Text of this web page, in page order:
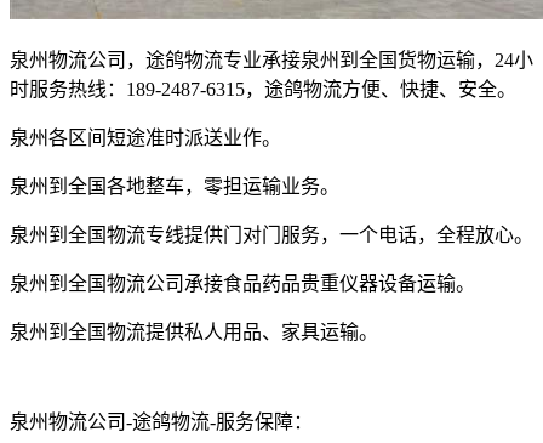
泉州物流公司，途鸽物流专业承接泉州到全国货物运输，24小
时服务热线： 189-2487-6315，途鸽物流方便、快捷、安全。
泉州各区间短途准时派送业作。
泉州到全国各地整车，零担运输业务。
泉州到全国物流专线提供门对门服务，一个电话，全程放心。
泉州到全国物流公司承接食品药品贵重仪器设备运输。
泉州到全国物流提供私人用品、家具运输。
泉州物流公司-途鸽物流-服务保障：